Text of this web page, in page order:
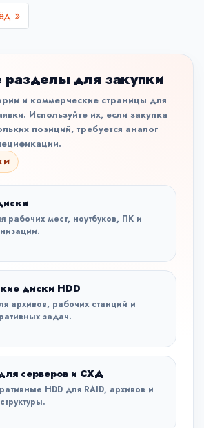
»
разделы для закупки
и коммерческие страницы для
Используйте их, если закупка
позиций, требуется аналог
рабочих мест, ноутбуков, ПК и
диски HDD
архивов, рабочих станций и
задач.
серверов и СХД
HDD для RAID, архивов и